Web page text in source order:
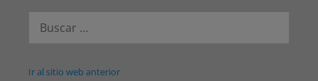
Ir al sitio web anterior